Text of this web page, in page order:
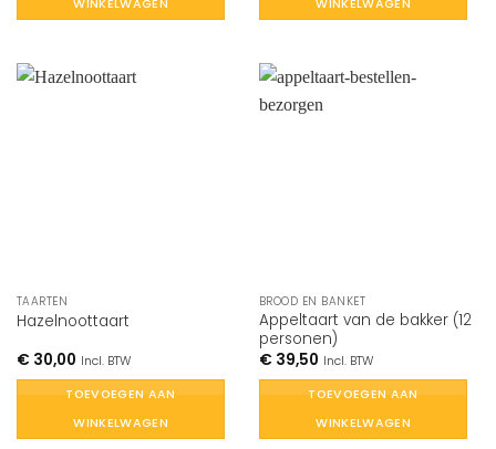
WINKELWAGEN
WINKELWAGEN
TAARTEN
Hazelnoottaart
€30,00 Incl. BTW
TOEVOEGEN AAN
WINKELWAGEN
BROOD EN BANKET
Appeltaart van de bakker (12
personen)
€39,50 Incl. BTW
TOEVOEGEN AAN
WINKELWAGEN